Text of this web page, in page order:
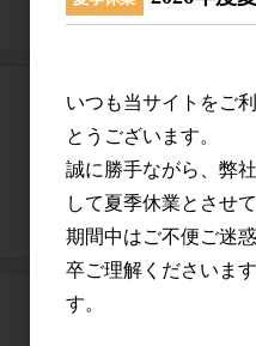
シ
ン
いつも当サイトをご
とうございます。
誠に勝手ながら、弊
して夏季休業とさせ
期間中はご不便ご迷
卒ご理解くださいま
す。